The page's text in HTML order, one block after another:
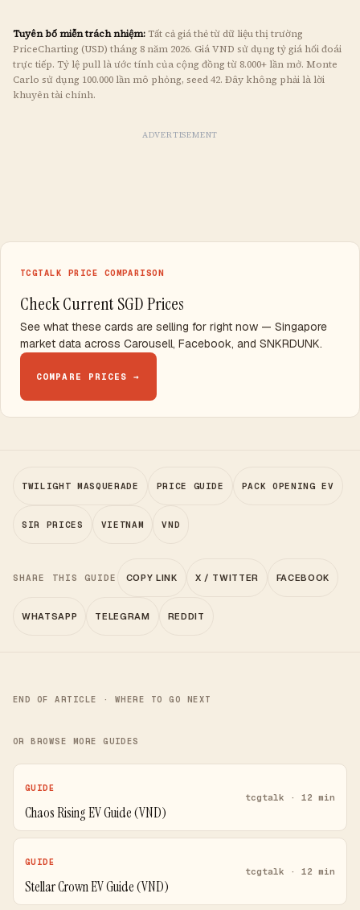
Tuyên bố miễn trách nhiệm: Tất cả giá thẻ từ dữ liệu thị trường
PriceCharting (USD) tháng 8 năm 2026. GiáVND sử dụng tỷ giá hối đoái
trực tiếp. Tỷ lệ pull là ước tính của cộng đồng từ 8.000+ lần mở. Monte
Carlo sử dụng 100.000 lần mô phỏng, seed 42. Đây không phải là lời
khuyên tài chính.
ADVERTISEMENT
TCGTALK PRICE COMPARISON
Check Current SGD Prices
See what these cards are selling for right now — Singapore
market data across Carousell, Facebook, and SNKRDUNK.
COMPARE PRICES →
TWILIGHT MASQUERADE PRICE GUIDE PACK OPENING EV
SIR PRICES VIETNAM VND
SHARE THIS GUIDE COPY LINK X / TWITTER FACEBOOK
WHATSAPP TELEGRAM REDDIT
END OF ARTICLE · WHERE TO GO NEXT
OR BROWSE MORE GUIDES
GUIDE
Chaos Rising EV Guide (VND)
tcgtalk · 12 min
GUIDE
Stellar Crown EV Guide (VND)
tcgtalk · 12 min